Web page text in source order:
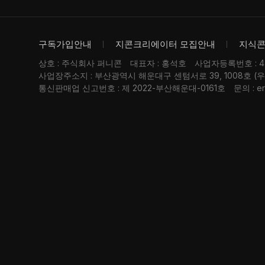
구독가입안내 지콘크리에이터 모집안내 지식
상호 : 주식회사 퍼니콘 대표자 : 홍석호
사업자등록번호 :
사업장주소지 : 부산광역시 해운대구 센텀서로 39, 1008호 (
통신판매업 신고번호 : 제 2022-부산해운대-0161호
문의 :